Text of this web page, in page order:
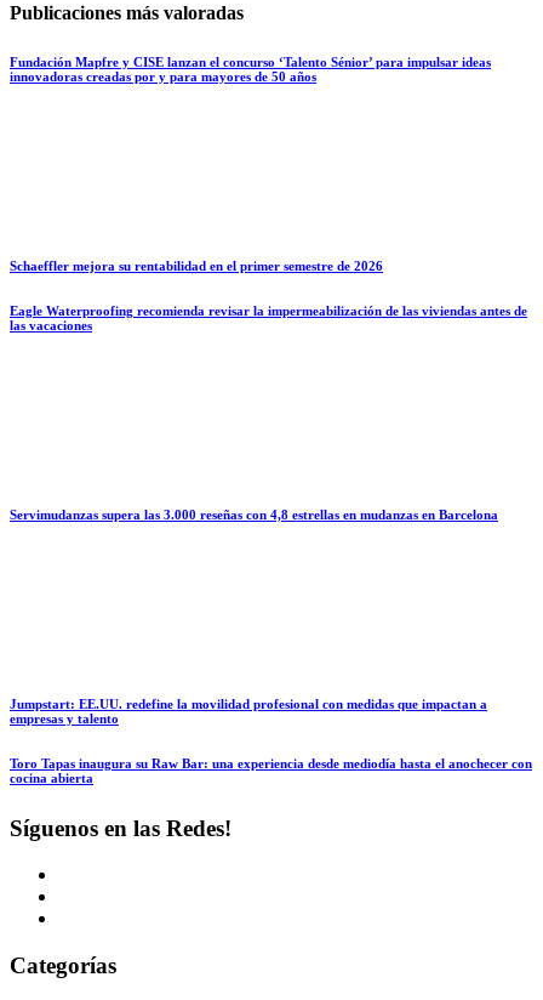
Publicaciones más valoradas
Fundación Mapfre y CISE lanzan el concurso ‘Talento Sénior’ para impulsar ideas
innovadoras creadas por y para mayores de 50 años
Schaeffler mejora su rentabilidad en el primer semestre de 2026
Eagle Waterproofing recomienda revisar la impermeabilización de las viviendas antes de
las vacaciones
Servimudanzas supera las 3.000 reseñas con 4,8 estrellas en mudanzas en Barcelona
Jumpstart: EE.UU. redefine la movilidad profesional con medidas que impactan a
empresas y talento
Toro Tapas inaugura su Raw Bar: una experiencia desde mediodía hasta el anochecer con
cocina abierta
Síguenos en las Redes!
Categorías